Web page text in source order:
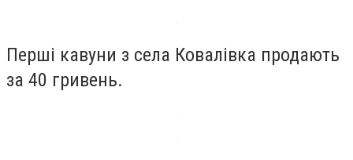
Перші кавуни з села Ковалівка продають
за 40 гривень.